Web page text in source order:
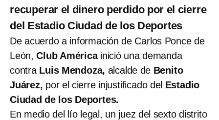
recuperar el dinero perdido por el cierre
del Estadio Ciudad de los Deportes
De acuerdo a información de Carlos Ponce de
León,Club Américainició una demanda
contra Luis Mendoza, alcalde de Benito
Juárez, por el cierre injustificado del Estadio
Ciudad de los Deportes.
En medio del lío legal, un juez del sexto distrito